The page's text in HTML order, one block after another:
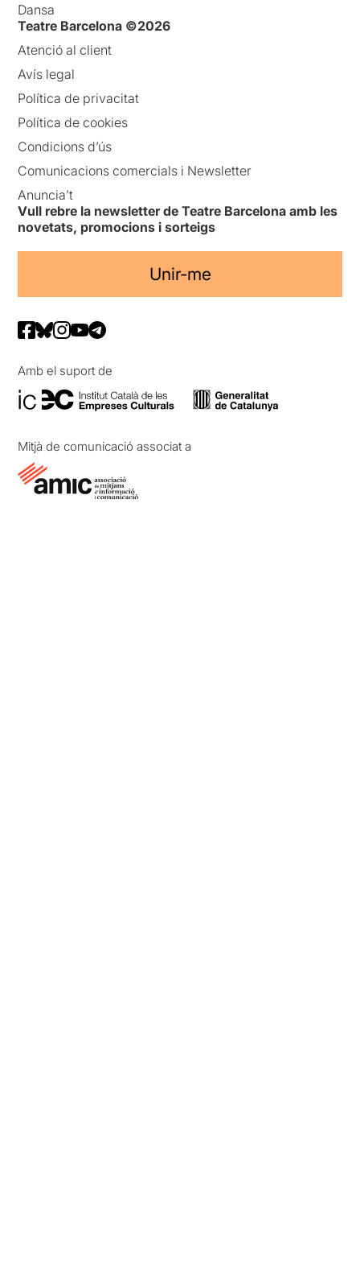
Dansa
Teatre Barcelona ©2026
Atenció al client
Avís legal
Política de privacitat
Política de cookies
Condicions d’ús
Comunicacions comercials i Newsletter
Anuncia’t
Vull rebre la newsletter de Teatre Barcelona amb les
novetats, promocions i sorteigs
Unir-me
Amb el suport de
Mitjà de comunicació associat a